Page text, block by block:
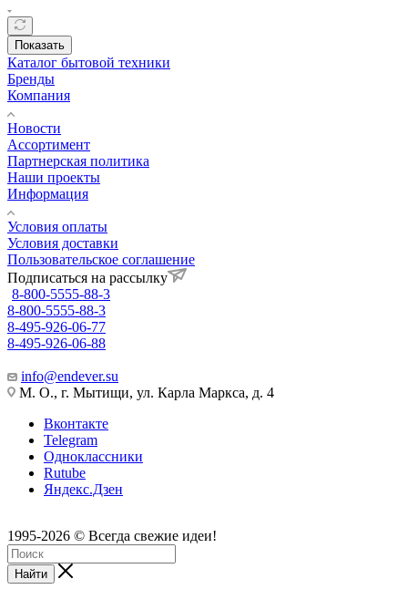
Показать
Каталог бытовой техники
Бренды
Компания
Новости
Ассортимент
Партнерская политика
Наши проекты
Информация
Условия оплаты
Условия доставки
Пользовательское соглашение
Подписаться на рассылку
8-800-5555-88-3
8-800-5555-88-3
8-495-926-06-77
8-495-926-06-88
info@endever.su
М. О., г. Мытищи, ул. Карла Маркса, д. 4
Вконтакте
Telegram
Одноклассники
Rutube
Яндекс.Дзен
1995-2026 © Всегда свежие идеи!
Найти